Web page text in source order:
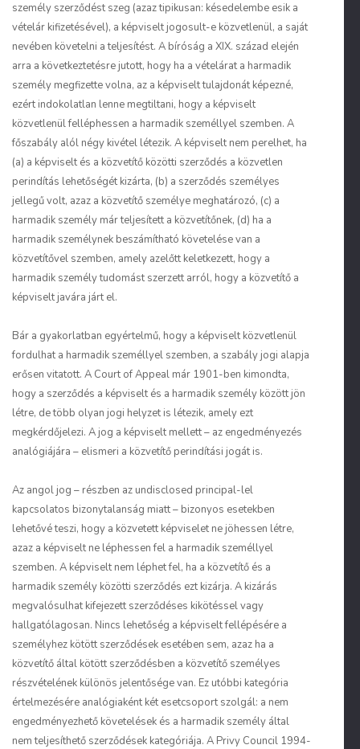
személy szerződést szeg (azaz tipikusan: késedelembe esik a
vételár kifizetésével), a képviselt jogosult-e közvetlenül, a saját
nevében követelni a teljesítést. A bíróság a XIX. század elején
arra a következtetésre jutott, hogy ha a vételárat a harmadik
személy megfizette volna, az a képviselt tulajdonát képezné,
ezért indokolatlan lenne megtiltani, hogy a képviselt
közvetlenül felléphessen a harmadik személlyel szemben. A
főszabály alól négy kivétel létezik. A képviselt nem perelhet, ha
(a) a képviselt és a közvetítő közötti szerződés a közvetlen
perindítás lehetőségét kizárta, (b) a szerződés személyes
jellegű volt, azaz a közvetítő személye meghatározó, (c) a
harmadik személy már teljesített a közvetítőnek, (d) ha a
harmadik személynek beszámítható követelése van a
közvetítővel szemben, amely azelőtt keletkezett, hogy a
harmadik személy tudomást szerzett arról, hogy a közvetítő a
képviselt javára járt el.
Bár a gyakorlatban egyértelmű, hogy a képviselt közvetlenül
fordulhat a harmadik személlyel szemben, a szabály jogi alapja
erősen vitatott. A Court of Appeal már 1901-ben kimondta,
hogy a szerződés a képviselt és a harmadik személy között jön
létre, de több olyan jogi helyzet is létezik, amely ezt
megkérdőjelezi. A jog a képviselt mellett – az engedményezés
analógiájára – elismeri a közvetítő perindítási jogát is.
Az angol jog – részben az undisclosed principal-lel
kapcsolatos bizonytalanság miatt – bizonyos esetekben
lehetővé teszi, hogy a közvetett képviselet ne jöhessen létre,
azaz a képviselt ne léphessen fel a harmadik személlyel
szemben. A képviselt nem léphet fel, ha a közvetítő és a
harmadik személy közötti szerződés ezt kizárja. A kizárás
megvalósulhat kifejezett szerződéses kikötéssel vagy
hallgatólagosan. Nincs lehetőség a képviselt fellépésére a
személyhez kötött szerződések esetében sem, azaz ha a
közvetítő által kötött szerződésben a közvetítő személyes
részvételének különös jelentősége van. Ez utóbbi kategória
értelmezésére analógiaként két esetcsoport szolgál: a nem
engedményezhető követelések és a harmadik személy által
nem teljesíthető szerződések kategóriája. A Privy Council 1994-